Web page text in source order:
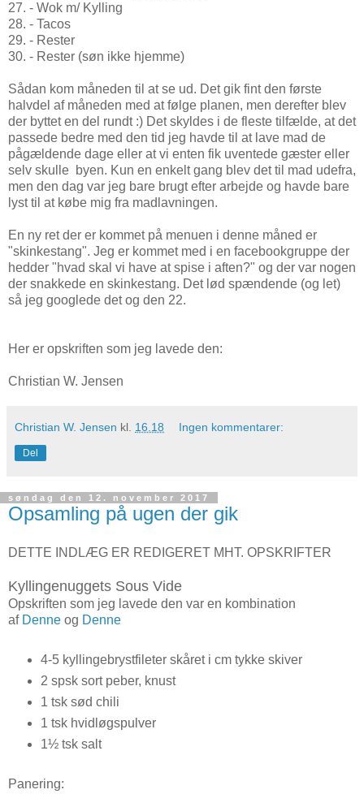
27. - Wok m/ Kylling
28. - Tacos
29. - Rester
30. - Rester (søn ikke hjemme)
Sådan kom måneden til at se ud. Det gik fint den første
halvdel af måneden med at følge planen, men derefter blev
der byttet en del rundt :) Det skyldes i de fleste tilfælde, at det
passede bedre med den tid jeg havde til at lave mad de
pågældende dage eller at vi enten fik uventede gæster eller
selv skulle byen. Kun en enkelt gang blev det til mad udefra,
men den dag var jeg bare brugt efter arbejde og havde bare
lyst til at købe mig fra madlavningen.
En ny ret der er kommet på menuen i denne måned er
"skinkestang". Jeg er kommet med i en facebookgruppe der
hedder "hvad skal vi have at spise i aften?" og der var nogen
der snakkede en skinkestang. Det lød spændende (og let)
så jeg googlede det og den 22.
Her er opskriften som jeg lavede den:
Christian W. Jensen
Christian W. Jensen kl. 16.18 Ingen kommentarer:
Del
søndag den 12. november 2017
Opsamling på ugen der gik
DETTE INDLÆG ER REDIGERET MHT. OPSKRIFTER
Kyllingenuggets Sous Vide
Opskriften som jeg lavede den var en kombination
af Denne og Denne
4-5 kyllingebrystfileter skåret i cm tykke skiver
2 spsk sort peber, knust
1 tsk sød chili
1 tsk hvidløgspulver
1½ tsk salt
Panering: